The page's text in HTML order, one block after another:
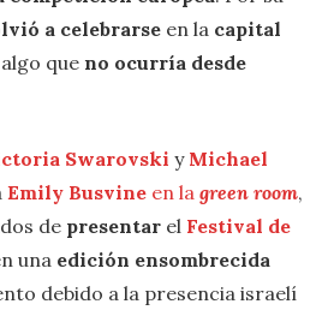
a celebrarse en la capital
que no ocurría desde
Swarovski y Michael
Emily Busvine en la green room,
de presentar el Festival de
una edición ensombrecida
debido a la presencia israelí